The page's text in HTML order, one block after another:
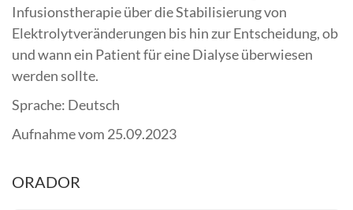
Infusionstherapie über die Stabilisierung von
Elektrolytveränderungen bis hin zur Entscheidung, ob
und wann ein Patient für eine Dialyse überwiesen
werden sollte.
Sprache: Deutsch
Aufnahme vom 25.09.2023
ORADOR